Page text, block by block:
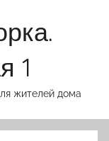
1
жителей дома